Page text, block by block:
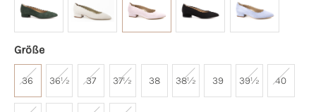
Größe
36 36½ 37 37½ 38 38½ 39 39½ 40